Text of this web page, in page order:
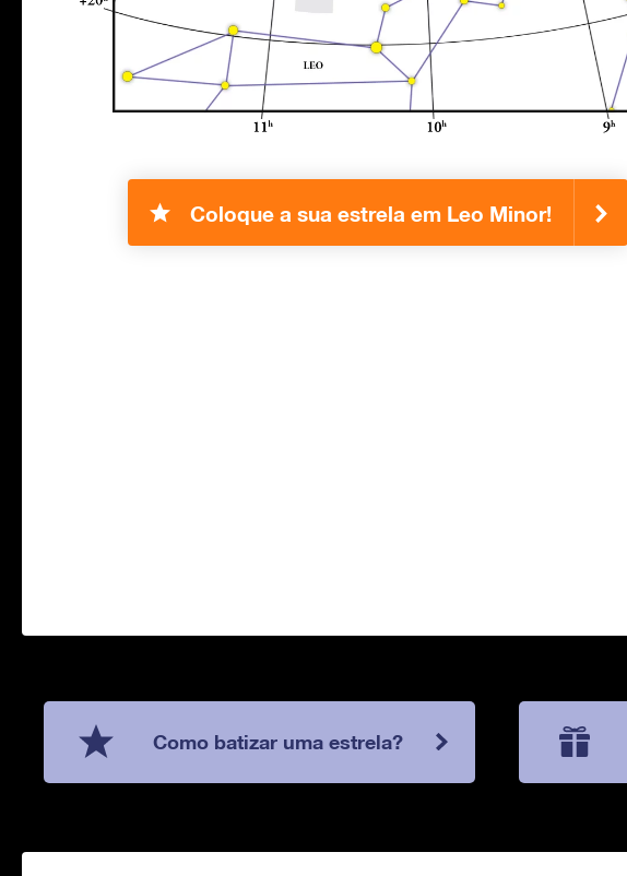
Coloque a sua estrela em Leo Minor!
Como batizar uma estrela?